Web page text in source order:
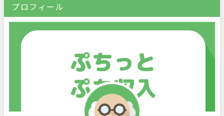
プロフィール